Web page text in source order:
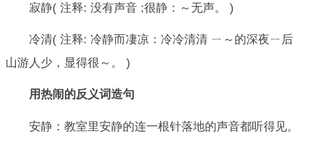
寂静( 注释: 没有声音 ;很静：～无声。 )
冷清( 注释: 冷静而凄凉：冷冷清清 ㄧ～的深夜ㄧ后
山游人少，显得很～。 )
用热闹的反义词造句
安静：教室里安静的连一根针落地的声音都听得见。